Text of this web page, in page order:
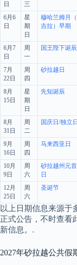
日
三
6月6
日
星
期
日
穆哈兰姆月
吉拉）早期
6月7
日
周
一
国王陛下诞辰
7月
22日
周
四
砂拉越日
8月
15日
星
期
日
先知诞辰
8月
31日
周
二
国庆日/独立日
9月
16日
周
四
马来西亚日
10月
9日
周
六
砂拉越州元
日
12月
25日
周
六
圣诞节
以上日期信息来源于
正式公告，不时查看
新信息。.
2027年砂拉越公共假